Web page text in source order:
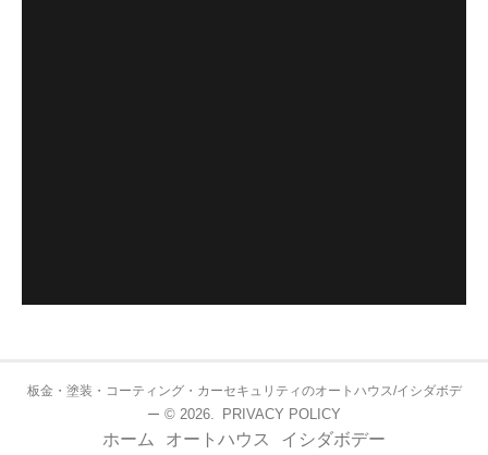
板金・塗装・コーティング・カーセキュリティのオートハウス/イシダボデ
ー © 2026. PRIVACY POLICY
ホーム オートハウス
イシダボデー